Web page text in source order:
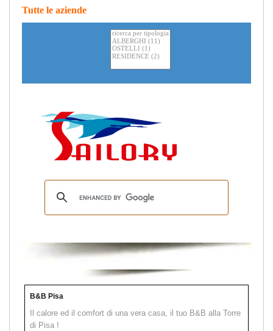
Tutte le aziende
B&B Pisa
Il calore ed il comfort di una vera casa, il tuo B&B alla Torre
di Pisa !